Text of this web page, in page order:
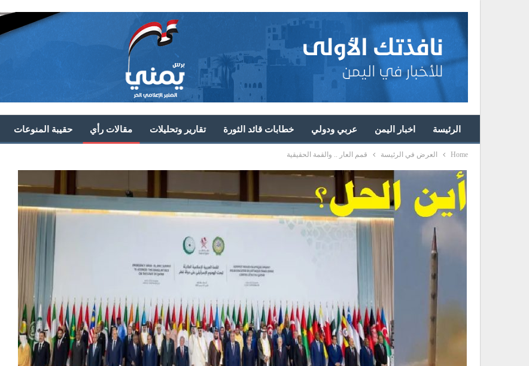
الرئيسة اخبار اليمن عربي ودولي خطابات قائد الثورة تقارير وتحليلات مقالات رأي حقيبة المنوعات
Home العرض في الرئيسة قمم العار .. والقمة الحقيقية